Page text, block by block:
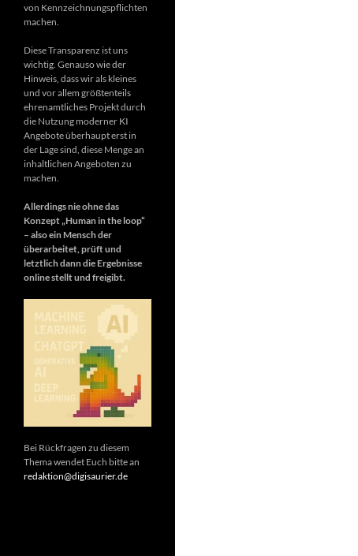
von Kennzeichnungspflichten
machen.
Diese Transparenz ist uns
wichtig. Genauso wie der
Hinweis, dass wir als kleines
und vor allem größtenteils
ehrenamtliches Projekt durch
die Nutzung moderner KI
Angebote überhaupt erst in
der Lage sind, diese Menge an
inhaltlichen Angeboten zu
machen.
Allerdings nie ohne das
Konzept „Human in the loop“
– also ein Mensch der
überarbeitet, prüft und
letztlich dann die Ergebnisse
online stellt und freigibt.
Bei Rückfragen zu diesem
Thema wendet Euch bitte an
redaktion@digisaurier.de